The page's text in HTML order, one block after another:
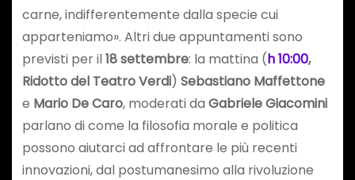
carne, indifferentemente dalla specie cui
apparteniamo». Altri due appuntamenti sono
previsti per il18 settembre: la mattina (h10:00,
Ridotto del Teatro Verdi) Sebastiano Maffettone
e Mario De Caro, moderati da Gabriele Giacomini
parlano di come la filosofia morale e politica
possono aiutarci ad affrontare le più recenti
innovazioni, dal postumanesimo alla rivoluzione